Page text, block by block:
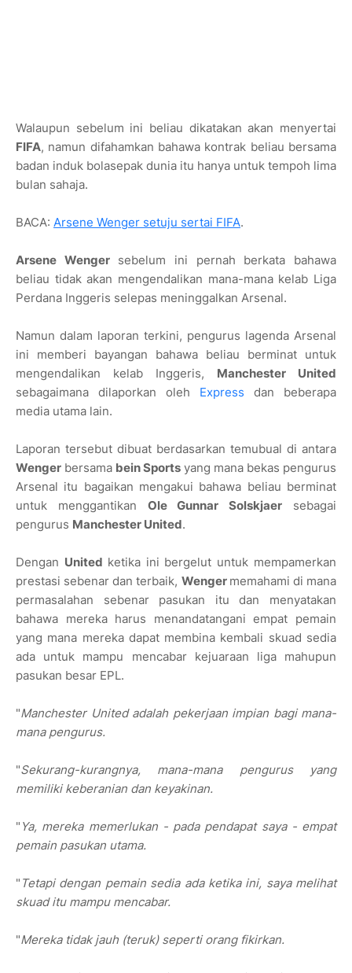
Walaupun sebelum ini beliau dikatakan akan menyertai
FIFA, namun difahamkan bahawa kontrak beliau bersama
badan induk bolasepak dunia itu hanya untuk tempoh lima
bulan sahaja.
BACA: Arsene Wenger setuju sertai FIFA.
Arsene Wengersebelum ini pernah berkata bahawa
beliau tidak akan mengendalikan mana-mana kelab Liga
Perdana Inggeris selepas meninggalkan Arsenal.
Namun dalam laporan terkini, pengurus lagenda Arsenal
ini memberi bayangan bahawa beliau berminat untuk
mengendalikan kelab Inggeris, Manchester United
sebagaimana dilaporkan oleh Express dan beberapa
media utama lain.
Laporan tersebut dibuat berdasarkan temubual di antara
Wenger bersama bein Sports yang mana bekas pengurus
Arsenal itu bagaikan mengakui bahawa beliau berminat
untuk menggantikan Ole Gunnar Solskjaer sebagai
pengurus Manchester United.
Dengan United ketika ini bergelut untuk mempamerkan
prestasi sebenar dan terbaik, Wenger memahami di mana
permasalahan sebenar pasukan itu dan menyatakan
bahawa mereka harus menandatangani empat pemain
yang mana mereka dapat membina kembali skuad sedia
ada untuk mampu mencabar kejuaraan liga mahupun
pasukan besar EPL.
"Manchester United adalah pekerjaan impian bagi mana-
mana pengurus.
"Sekurang-kurangnya, mana-mana pengurus yang
memiliki keberanian dan keyakinan.
" Ya, mereka memerlukan - pada pendapat saya - empat
pemain pasukan utama.
" Tetapi dengan pemain sedia ada ketika ini, saya melihat
skuad itu mampu mencabar.
"Mereka tidak jauh (teruk) seperti orang fikirkan.